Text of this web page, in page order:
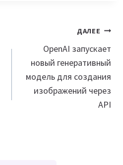
ДАЛЕЕ
OpenAI запускает
новый генеративный
модель для создания
изображений через
API